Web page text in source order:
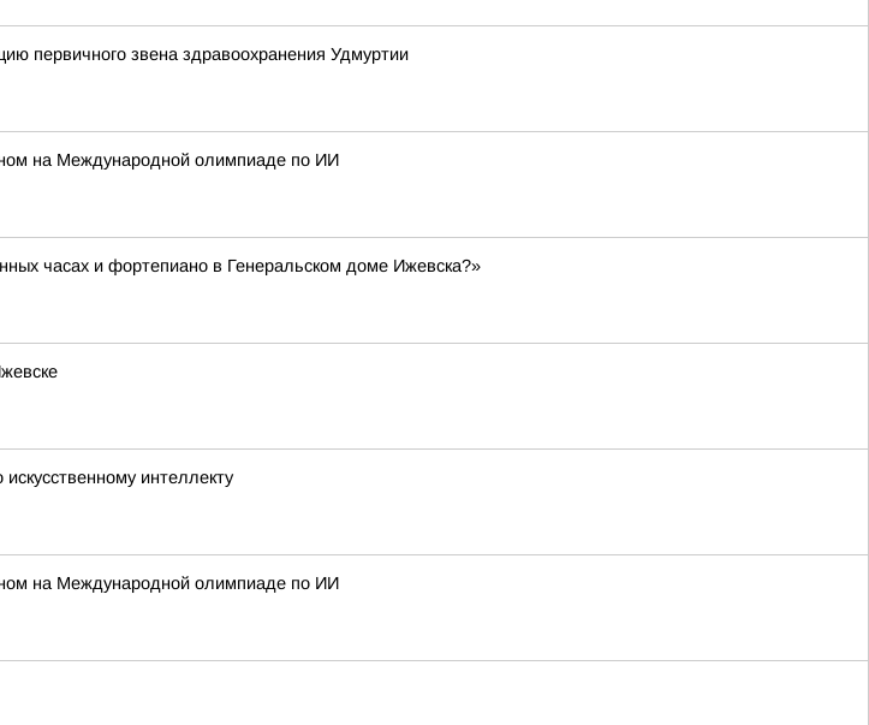
первичного звена здравоохранения Удмуртии
на Международной олимпиаде по ИИ
часах и фортепиано в Генеральском доме Ижевска?»
интеллекту
на Международной олимпиаде по ИИ